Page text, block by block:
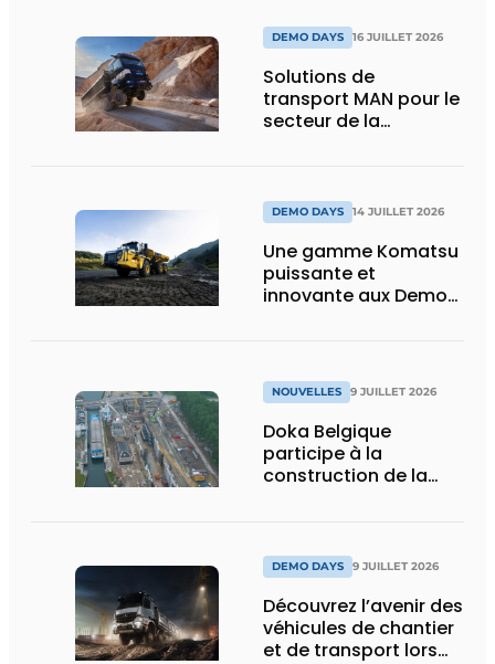
DEMO DAYS 16 JUILLET 2026
Solutions de
transport MAN pour le
secteur de la
DEMO DAYS 14 JUILLET 2026
Une gamme Komatsu
puissante et
innovante aux Demo
NOUVELLES 9 JUILLET 2026
Doka Belgique
participe à la
construction de la
DEMO DAYS 9 JUILLET 2026
Découvrez l’avenir des
véhicules de chantier
et de transport lors